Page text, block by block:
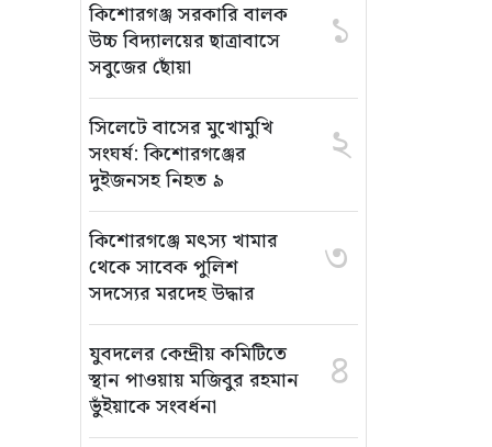
কিশোরগঞ্জ সরকারি বালক
উচ্চ বিদ্যালয়ের ছাত্রাবাসে
সবুজের ছোঁয়া
১
সিলেটে বাসের মুখোমুখি
সংঘর্ষ: কিশোরগঞ্জের
দুইজনসহ নিহত ৯
২
কিশোরগঞ্জে মৎস্য খামার
থেকে সাবেক পুলিশ
সদস্যের মরদেহ উদ্ধার
৩
যুবদলের কেন্দ্রীয় কমিটিতে
স্থান পাওয়ায় মজিবুর রহমান
ভুঁইয়াকে সংবর্ধনা
৪